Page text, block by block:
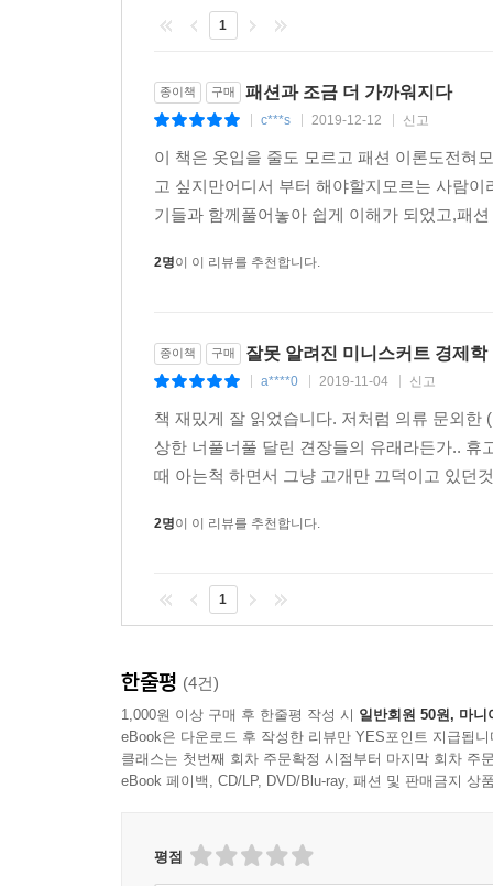
1
종이책 구매 패션과 조금 더 가까워지다
c***s 2019-12-12 신고
이 책은 옷입을 줄도 모르고 패션 이론도전혀
고 싶지만어디서 부터 해야할지모르는 사람
기들과 함께풀어놓아 쉽게 이해가 되었고,패
2명이 이 리뷰를 추천합니다.
종이책 구매 잘못 알려진 미니스커트 경제학
a****0 2019-11-04 신고
책 재밌게 잘 읽었습니다. 저처럼 의류 문외
상한 너풀너풀 달린 견장들의 유래라든가..
때 아는척 하면서 그냥 고개만 끄덕이고 있던
2명이 이 리뷰를 추천합니다.
1
한줄평 (4건)
1,000원 이상 구매 후 한줄평 작성 시 일반회원 50원, 마니
eBook은 다운로드 후 작성한 리뷰만 YES포인트 지급됩니
클래스는 첫번째 회차 주문확정 시점부터 마지막 회차 주
eBook 페이백, CD/LP, DVD/Blu-ray, 패션 및 판매금지 상
평점